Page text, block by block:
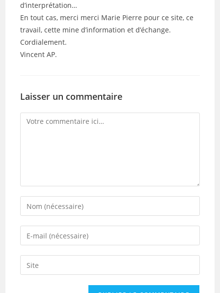
d’interprétation…
En tout cas, merci merci Marie Pierre pour ce site, ce
travail, cette mine d’information et d’échange.
Cordialement.
Vincent AP.
Laisser un commentaire